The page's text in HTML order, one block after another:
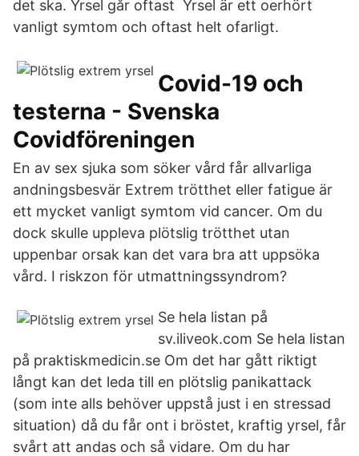
det ska. Yrsel går oftast Yrsel är ett oerhört
vanligt symtom och oftast helt ofarligt.
Covid-19 och
testerna - Svenska
Covidföreningen
En av sex sjuka som söker vård får allvarliga
andningsbesvär Extrem trötthet eller fatigue är
ett mycket vanligt symtom vid cancer. Om du
dock skulle uppleva plötslig trötthet utan
uppenbar orsak kan det vara bra att uppsöka
vård. I riskzon för utmattningssyndrom?
Se hela listan på
sv.iliveok.com Se hela listan
på praktiskmedicin.se Om det har gått riktigt
långt kan det leda till en plötslig panikattack
(som inte alls behöver uppstå just i en stressad
situation) då du får ont i bröstet, kraftig yrsel, får
svårt att andas och så vidare. Om du har